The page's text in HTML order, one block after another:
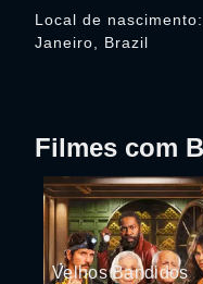
Local de
Janeiro, Brazil
Filmes com
Velhos Bandidos